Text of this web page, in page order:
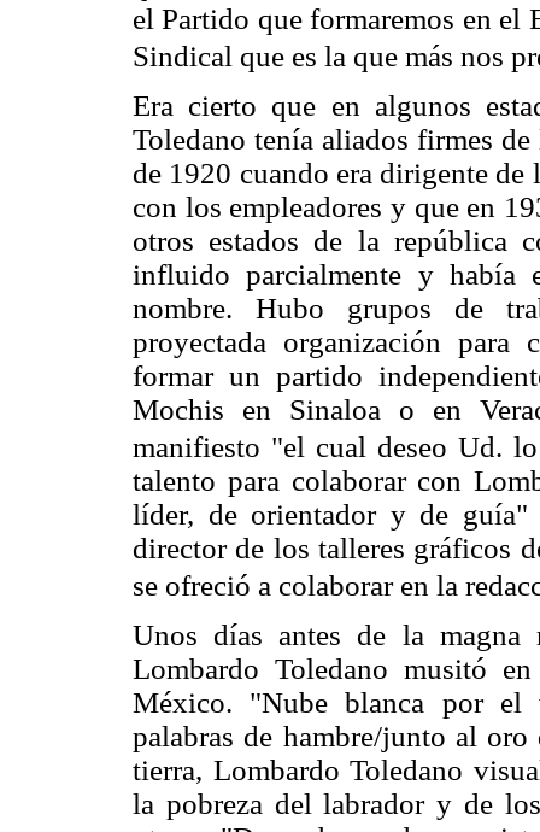
el Partido que formaremos en el
Sindical que es la que más nos
Era cierto que en algunos
Toledano tenía aliados firmes
de 1920 cuando era dirigente
con los empleadores y que en
otros estados de la república
influido parcialmente y había
nombre. Hubo grupos de
proyectada organización para
formar un partido
Mochis en Sinaloa o en
manifiesto "el cual deseo Ud.
talento para colaborar con
líder, de orientador y de
director de los talleres gráficos
se ofreció a colaborar en la
Unos días antes de la
Lombardo Toledano musitó
México. "Nube blanca por el
palabras de hambre/junto al
tierra, Lombardo Toledano
la pobreza del labrador y de